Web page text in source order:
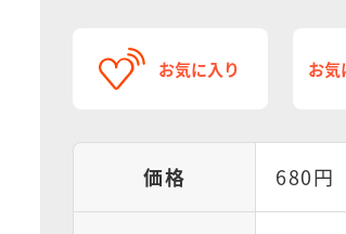
お気に入り お気
価格 680円